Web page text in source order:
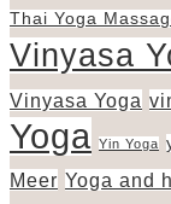
Thai Yoga
Vinyasa
Vinyasa Yoga
Yoga Yin Yoga
Meer Yoga and